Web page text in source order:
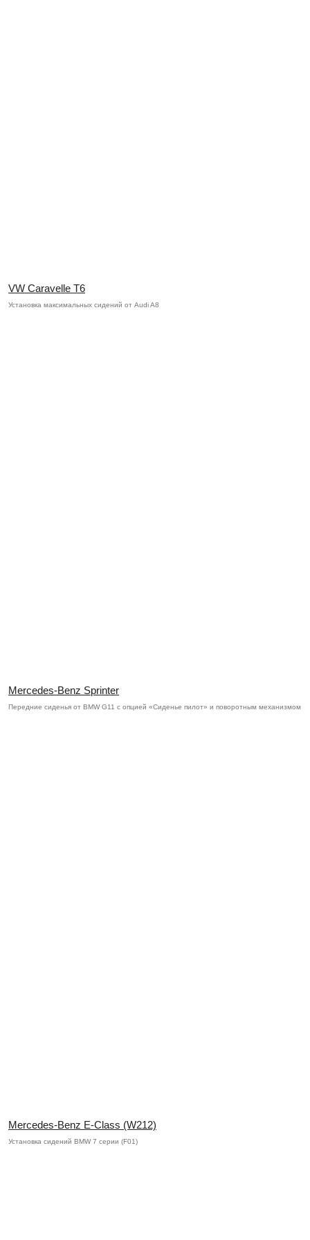
VW Caravelle T6
Установка максимальных сидений от Audi A8
Mercedes-Benz Sprinter
Передние сиденья от BMW G11 с опцией «Cиденье пилот» и поворотным механизмом
Mercedes-Benz E-Class (W212)
Установка сидений BMW 7 серии (F01)